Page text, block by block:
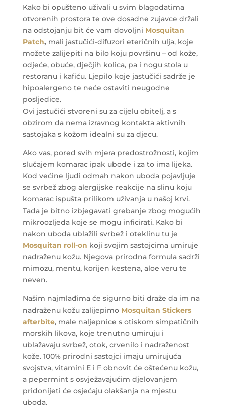
Kako bi opušteno uživali u svim blagodatima
otvorenih prostora te ove dosadne zujavce držali
na odstojanju bit će vam dovoljni Mosquitan
Patch, mali jastučići-difuzori eteričnih ulja, koje
možete zalijepiti na bilo koju površinu – od kože,
odjeće, obuće, dječjih kolica, pa i nogu stola u
restoranu i kafiću. Ljepilo koje jastučići sadrže je
hipoalergeno te neće ostaviti neugodne
posljedice.
Ovi jastučići stvoreni su za cijelu obitelj, a s
obzirom da nema izravnog kontakta aktivnih
sastojaka s kožom idealni su za djecu.
Ako vas, pored svih mjera predostrožnosti, kojim
slučajem komarac ipak ubode i za to ima lijeka.
Kod većine ljudi odmah nakon uboda pojavljuje
se svrbež zbog alergijske reakcije na slinu koju
komarac ispušta prilikom uživanja u našoj krvi.
Tada je bitno izbjegavati grebanje zbog mogućih
mikroozljeda koje se mogu inficirati. Kako bi
nakon uboda ublažili svrbež i oteklinu tu je
Mosquitan roll-on koji svojim sastojcima umiruje
nadraženu kožu. Njegova prirodna formula sadrži
mimozu, mentu, korijen kestena, aloe veru te
neven.
Našim najmlađima će sigurno biti draže da im na
nadraženu kožu zalijepimo Mosquitan Stickers
afterbite, male naljepnice s otiskom simpatičnih
morskih likova, koje trenutno umiruju i
ublažavaju svrbež, otok, crvenilo i nadraženost
kože. 100% prirodni sastojci imaju umirujuća
svojstva, vitamini E i F obnovit će oštećenu kožu,
a pepermint s osvježavajućim djelovanjem
pridonijeti će osjećaju olakšanja na mjestu
uboda.